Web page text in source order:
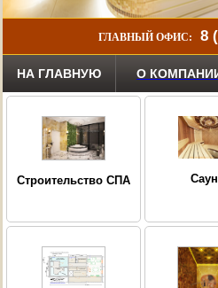
ГЛАВНЫЙ ОФИС: 8
НА ГЛАВНУЮ О
Строительство СПА